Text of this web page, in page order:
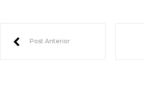
Post Anterior